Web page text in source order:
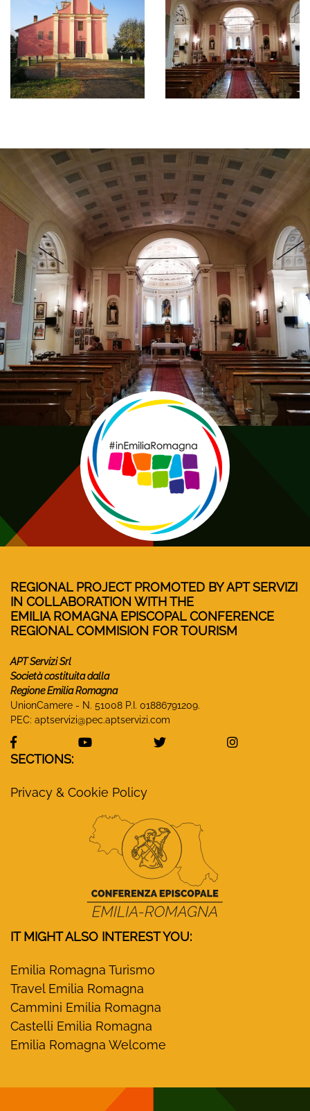
REGIONAL PROJECT PROMOTED BY APT SERVIZI
IN COLLABORATION WITH THE
EMILIA ROMAGNA EPISCOPAL CONFERENCE
REGIONAL COMMISION FOR TOURISM
APT Servizi Srl
Società costituita dalla
Regione Emilia Romagna
UnionCamere - N. 51008 P.I. 01886791209.
PEC: aptservizi@pec.aptservizi.com
visit Monasteri Emilia-Romagna Facebook profile
visit Monasteri Emilia-Romagna
visit Monasteri Emilia-
visit
SECTIONS:
Privacy & Cookie Policy
IT MIGHT ALSO INTEREST YOU:
Emilia Romagna Turismo
Travel Emilia Romagna
Cammini Emilia Romagna
Castelli Emilia Romagna
Emilia Romagna Welcome